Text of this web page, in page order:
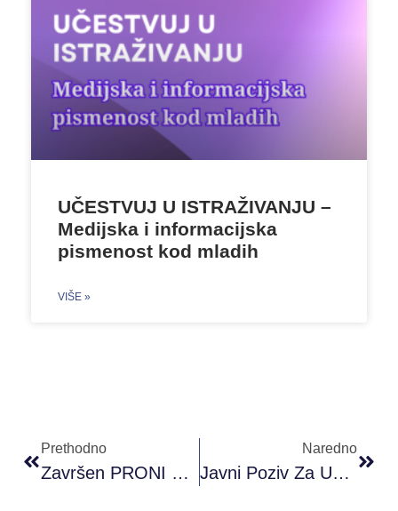
UČESTVUJ U ISTRAŽIVANJU –
Medijska i informacijska
pismenost kod mladih
VIŠE »
Prethodno
Završen PRONI Omladinski Kamp ”KAMPanja”
Naredno
Javni Poziv Za Učestvovanje Na Online Događaju “Meet And Code – Digi Kampanja”